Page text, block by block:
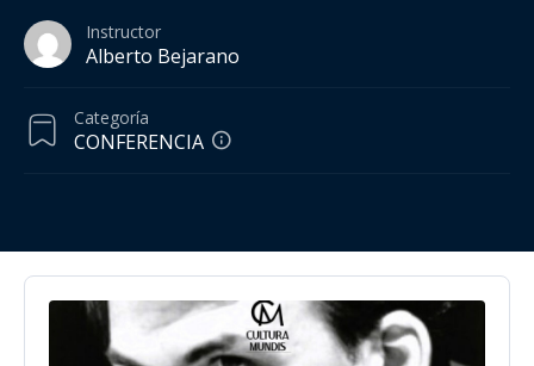
Instructor
Alberto Bejarano
Categoría
CONFERENCIA